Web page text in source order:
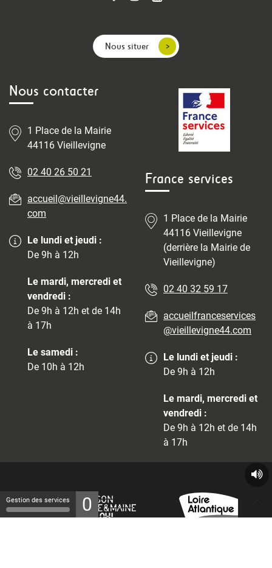
Nous situer
Nous contacter
1 Place de la Mairie
44116 Vieillevigne
02 40 26 50 21
accueil@vieillevigne44.
com
Le lundi et jeudi :
De 9h à 12h
Le mardi, mercredi et
vendredi :
De 9h à 12h et de 14h
à 17h
Le samedi :
De 10h à 12h
France services
1 Place de la Mairie
44116 Vieillevigne
(derrière la Mairie de
Vieillevigne)
02 40 32 59 17
accueilfranceservices
@vieillevigne44.com
Le lundi et jeudi :
De 9h à 12h
Le mardi, mercredi et
vendredi :
De 9h à 12h et de 14h
à 17h
Gestion des services 0